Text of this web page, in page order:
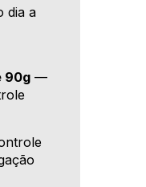
dia a
90g —